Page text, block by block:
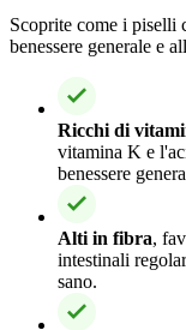
Scoprite come i piselli
benessere generale e
Ricchi di
vitamina K e
benessere
Alti in fibra,
intestinali
sano.